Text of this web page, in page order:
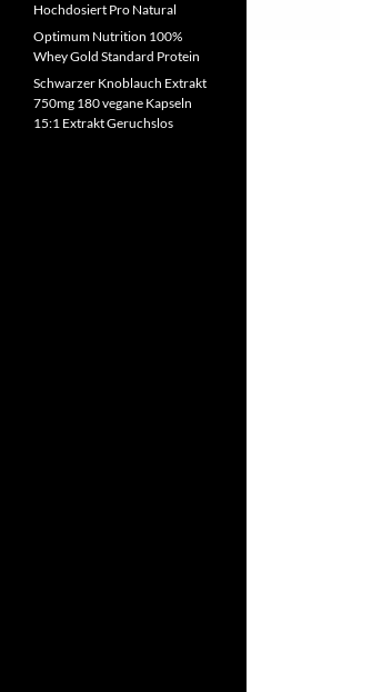
Hochdosiert Pro Natural
Optimum Nutrition 100%
Whey Gold Standard Protein
Schwarzer Knoblauch Extrakt
750mg 180 vegane Kapseln
15:1 Extrakt Geruchslos